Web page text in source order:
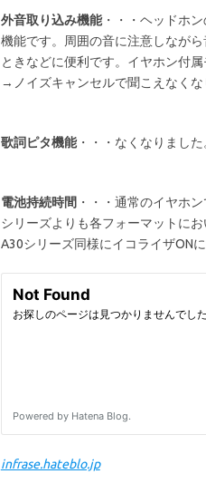
外音取り込み機能・・・ヘッドホ
機能です。周囲の音に注意しなが
ときなどに便利です。イヤホン付
→ノイズキャンセルで聞こえなく
歌詞ピタ機能・・・なくなりました
電池持続時間 ・・・通常のイヤホ
シリーズよりも各フォーマットに
A30シリーズ同様にイコライザON
infrase.hateblo.jp